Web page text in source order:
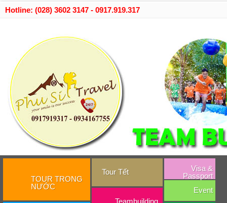
Hotline: (028) 3602 3147 - 0917.919.317
TOUR TRONG
NƯỚC
Tour Tết
Teambuilding
Visa &
Passport
Event